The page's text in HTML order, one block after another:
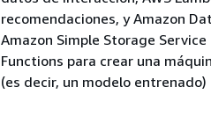
recomendaciones, y Amazon
Amazon Simple Storage
Functions para crear una
(es decir, un modelo